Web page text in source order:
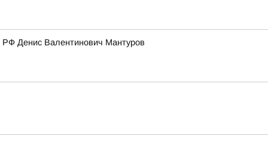
РФ Денис Валентинович Мантуров